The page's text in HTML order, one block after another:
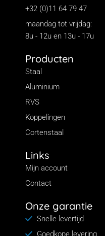
+32 (0)11 64 79 47
maandag tot vrijdag:
8u - 12u en 13u - 17u
Producten
Staal
Aluminium
RVS
Koppelingen
Cortenstaal
Links
Mijn account
Contact
Onze garantie
Snelle levertijd
Goedkope levering